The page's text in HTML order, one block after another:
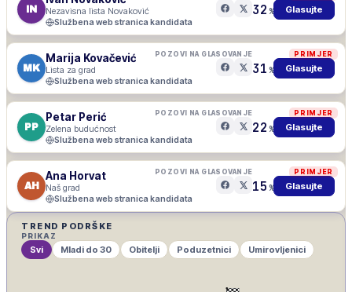
IN Nezavisna lista Novaković
Službena web stranica kandidata
32 % Glasujte
PRIMJER
MK
Marija Kovačević
Lista za grad
POZOVI NA GLASOVANJE
Službena web stranica kandidata
31 % Glasujte
PRIMJER
PP
Petar Perić
Zelena budućnost
POZOVI NA GLASOVANJE
Službena web stranica kandidata
22 % Glasujte
PRIMJER
AH
Ana Horvat
Naš grad
POZOVI NA GLASOVANJE
Službena web stranica kandidata
15 % Glasujte
TREND PODRŠKE
PRIKAZ
Svi Mladi do 30 Obitelji Poduzetnici Umirovljenici